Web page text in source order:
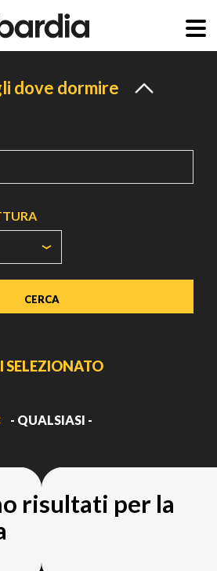
dove dormire
SELEZIONATO
- QUALSIASI -
risultati per la